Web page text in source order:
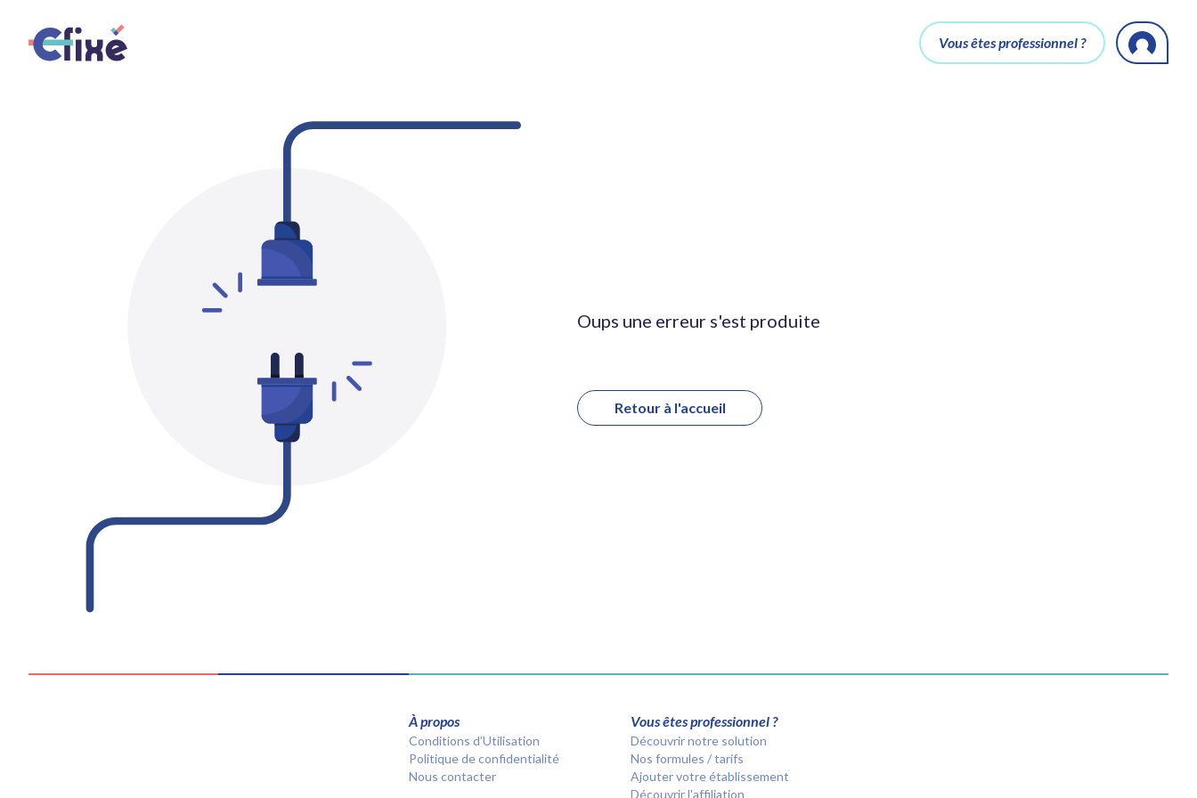
Vous êtes professionnel ?
Oups une erreur s'est produite
Retour à l'accueil
À propos
Conditions d’Utilisation
Politique de confidentialité
Nous contacter
Vous êtes professionnel ?
Découvrir notre solution
Nos formules / tarifs
Ajouter votre établissement
Découvrir l'affiliation